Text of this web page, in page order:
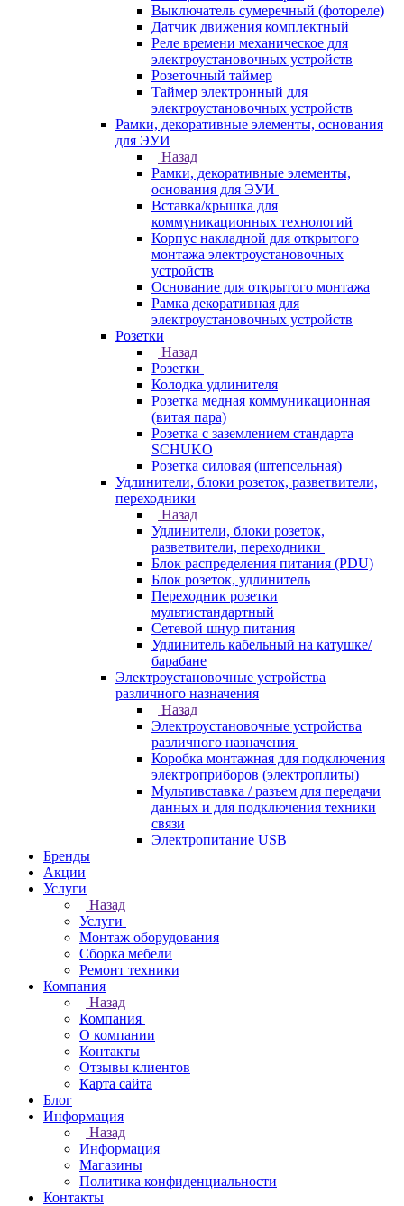
Выключатель сумеречный (фотореле)
Датчик движения комплектный
Реле времени механическое для
электроустановочных устройств
Розеточный таймер
Таймер электронный для
электроустановочных устройств
Рамки, декоративные элементы, основания
для ЭУИ
Назад
Рамки, декоративные элементы,
основания для ЭУИ
Вставка/крышка для
коммуникационных технологий
Корпус накладной для открытого
монтажа электроустановочных
устройств
Основание для открытого монтажа
Рамка декоративная для
электроустановочных устройств
Розетки
Назад
Розетки
Колодка удлинителя
Розетка медная коммуникационная
(витая пара)
Розетка с заземлением стандарта
SCHUKO
Розетка силовая (штепсельная)
Удлинители, блоки розеток, разветвители,
переходники
Назад
Удлинители, блоки розеток,
разветвители, переходники
Блок распределения питания (PDU)
Блок розеток, удлинитель
Переходник розетки
мультистандартный
Сетевой шнур питания
Удлинитель кабельный на катушке/
барабане
Электроустановочные устройства
различного назначения
Назад
Электроустановочные устройства
различного назначения
Коробка монтажная для подключения
электроприборов (электроплиты)
Мультивставка / разъем для передачи
данных и для подключения техники
связи
Электропитание USB
Бренды
Акции
Услуги
Назад
Услуги
Монтаж оборудования
Сборка мебели
Ремонт техники
Компания
Назад
Компания
О компании
Контакты
Отзывы клиентов
Карта сайта
Блог
Информация
Назад
Информация
Магазины
Политика конфиденциальности
Контакты